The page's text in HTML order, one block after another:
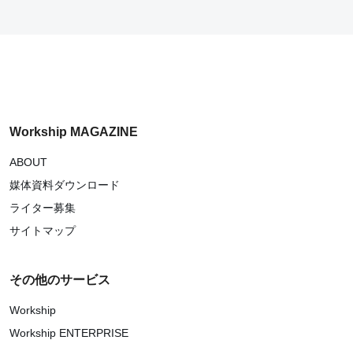
Workship MAGAZINE
ABOUT
媒体資料ダウンロード
ライター募集
サイトマップ
その他のサービス
Workship
Workship ENTERPRISE